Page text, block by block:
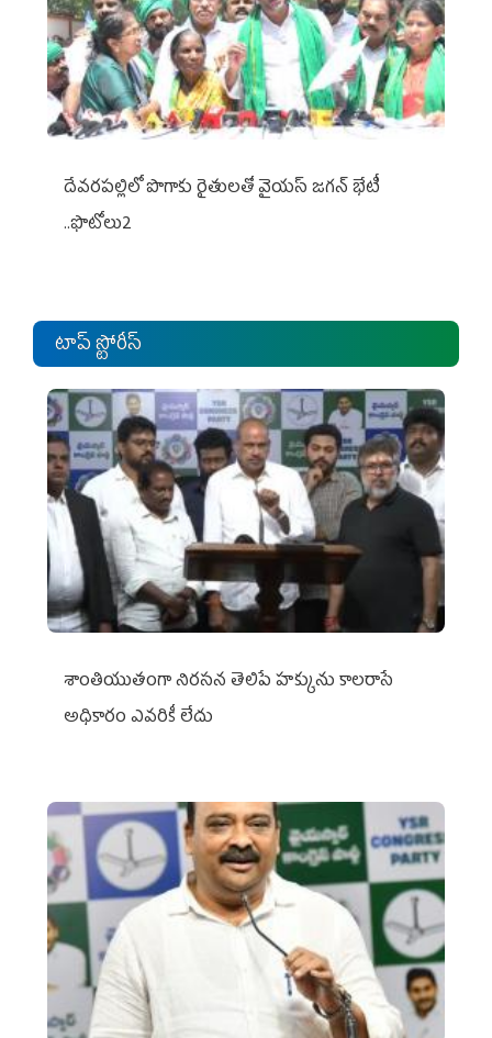
దేవరపల్లిలో పొగాకు రైతులతో వైయస్ జగన్ భేటీ
..ఫొటోలు2
టాప్ స్టోరీస్
శాంతియుతంగా నిరసన తెలిపే హక్కును కాలరాసే
అధికారం ఎవరికీ లేదు